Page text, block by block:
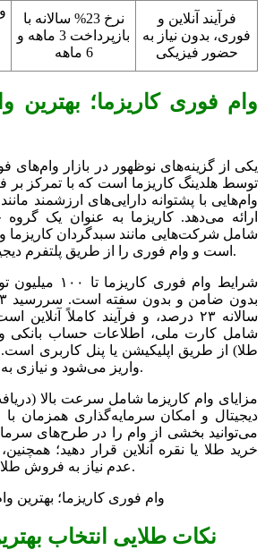
نرخ 23% سالانه با
بازپرداخت 3 ماهه و
6 ماهه
فرآیند آنلاین و
فوری، بدون نیاز به
حضور فیزیکی
وام فوری کاریزما؛ بهترین
یکی از گزینه‌های نوظهور در بازار وام‌های
توسط هلدینگ کاریزما است که با تمرکز بر
وام‌هایی با پشتوانه دارایی‌های ارزشمند
ارائه می‌دهد. کاریزما به عنوان یک گروه
شامل شرکت‌هایی مانند سبدگردان کاریزما
است و وام فوری را از طریق پلتفرم دیجیتال خود فراهم می‌کند.
شرایط وام فوری
سالانه ۲۳ درصد، و فرآیند کاملاً
شامل کارت ملی، اطلاعات حساب بانکی و
طلا) از طریق اپلیکیشن یا پنل کاربری
واریز می‌شود و نیازی به مراجعه حضوری ندارد.
مزایای وام کاریزما شامل سرعت بالا
دیجیتال و امکان سرمایه‌گذاری همزمان
می‌توانید بخشی از وام را در طرح‌های
خرید طلا یا نقره آنلاین قرار دهید؛
عدم نیاز به فروش طلا از مزایای کلیدی است.
نکات طلایی انتخاب